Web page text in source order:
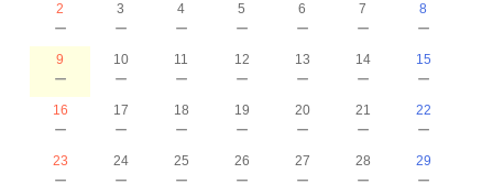
2
－
3
－
4
－
5
－
6
－
7
－
8
－
9
－
10
－
11
－
12
－
13
－
14
－
15
－
16
－
17
－
18
－
19
－
20
－
21
－
22
－
23
－
24
－
25
－
26
－
27
－
28
－
29
－